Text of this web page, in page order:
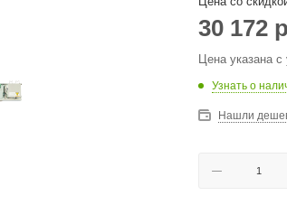
30 172
Цена указана
Узнать о
Нашли